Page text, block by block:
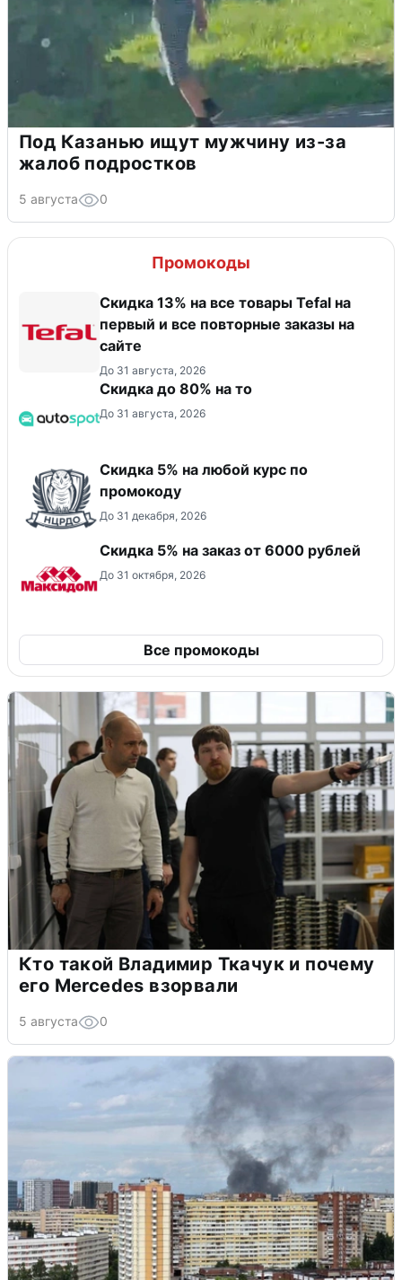
Под Казанью ищут мужчину из-за
жалоб подростков
5 августа 0
Промокоды
Скидка 13% на все товары Tefal на
первый и все повторные заказы на
сайте
До 31 августа, 2026
Скидка до 80% на то
До 31 августа, 2026
Скидка 5% на любой курс по
промокоду
До 31 декабря, 2026
Скидка 5% на заказ от 6000 рублей
До 31 октября, 2026
Все промокоды
Кто такой Владимир Ткачук и почему
его Mercedes взорвали
5 августа 0